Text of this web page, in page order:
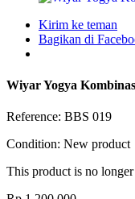
Kirim ke teman
Bagikan di
Wiyar Yogya
Reference: BBS 019
Condition: New product
This product is no